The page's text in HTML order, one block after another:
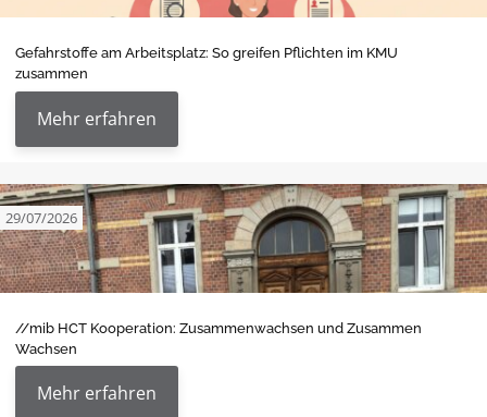
Gefahrstoffe am Arbeitsplatz: So greifen Pflichten im KMU
zusammen
Mehr erfahren
29/07/2026
//mib HCT Kooperation: Zusammenwachsen und Zusammen
Wachsen
Mehr erfahren